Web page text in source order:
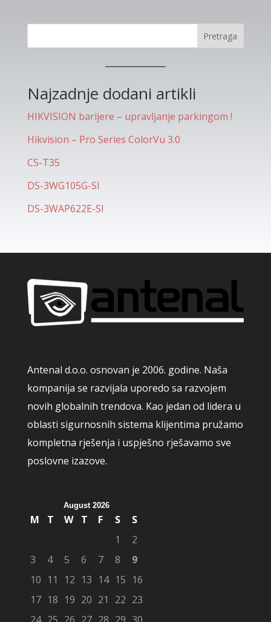
Pretraga
Najzadnje dodani artikli
HIKVISION barijere – upravljanje parkingom !
Hikvision – Pro Series ColorVu 3.0
CS-T35
DS-3WG105G-SI
DS-3WAP622E-SI
Antenal d.o.o. osnovan je 2006. godine. Naša
kompanija se razvijala uporedo sa razvojem
novih globalnih trendova. Kao jedan od lidera u
oblasti sigurnosnih sistema klijentima pružamo
kompletna rješenja i uspješno rješavamo sve
poslovne izazove.
August 2026
M T W T F S
S
1
2
3
4 5 6 7 8
9
10 11 12 13 14 15 16
17 18 19 20 21 22 23